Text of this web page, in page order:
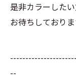
是非カラーした
お待ちしておりま
--